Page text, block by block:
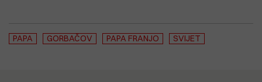
PAPA GORBAČOV PAPA FRANJO SVIJET